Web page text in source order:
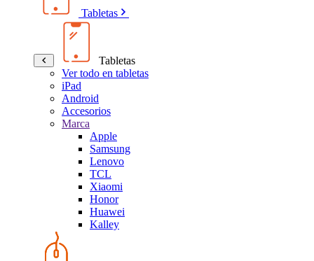
Tabletas
Tabletas
Ver todo en tabletas
iPad
Android
Accesorios
Marca
Apple
Samsung
Lenovo
TCL
Xiaomi
Honor
Huawei
Kalley